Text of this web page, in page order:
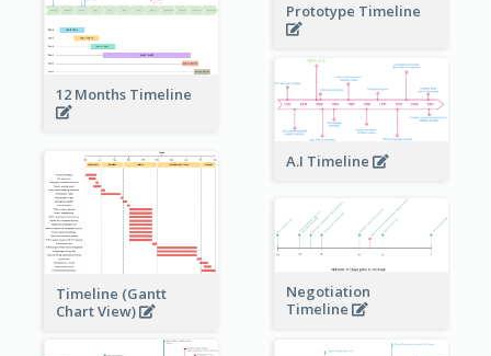
Prototype Timeline
12 Months Timeline
A.I Timeline
Timeline (Gantt
Chart View)
Negotiation
Timeline